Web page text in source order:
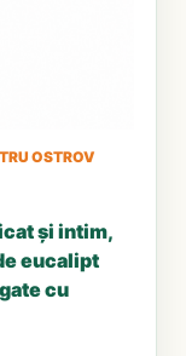
OSTROV
și intim,
eucalipt
cu